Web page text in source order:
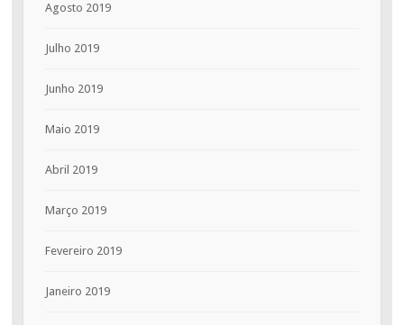
Agosto 2019
Julho 2019
Junho 2019
Maio 2019
Abril 2019
Março 2019
Fevereiro 2019
Janeiro 2019